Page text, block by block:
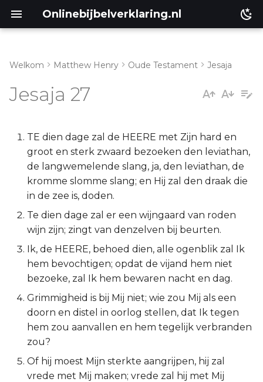
Onlinebijbelverklaring.nl
Jesaja 27:1-6
Jesaja 27:7-13
Lukas
Johannes
Handelingen
Romeinen
1 Korinthe
2 Korinthe
Galaten
Éfeze
Filipenzen
Welkom Matthew Henry Oude Testament Jesaja
Jesaja 27
TE dien dage zal de HEERE met Zijn hard en
groot en sterk zwaard bezoeken den leviathan,
de langwemelende slang, ja, den leviathan, de
kromme slomme slang; en Hij zal den draak die
in de zee is, doden.
Te dien dage zal er een wijngaard van roden
wijn zijn; zingt van denzelven bij beurten.
Ik, de HEERE, behoed dien, alle ogenblik zal Ik
hem bevochtigen; opdat de vijand hem niet
bezoeke, zal Ik hem bewaren nacht en dag.
Grimmigheid is bij Mij niet; wie zou Mij als een
doorn en distel in oorlog stellen, dat Ik tegen
hem zou aanvallen en hem tegelijk verbranden
zou?
Of hij moest Mijn sterkte aangrijpen, hij zal
vrede met Mij maken; vrede zal hij met Mij